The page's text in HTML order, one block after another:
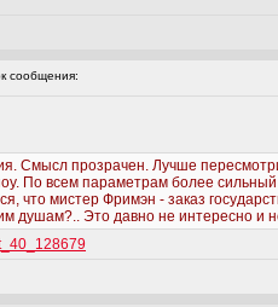
сообщения:
Смысл прозрачен. Лучше
По всем параметрам более сильный
что мистер Фримэн - заказ
душам?.. Это давно не интересно и